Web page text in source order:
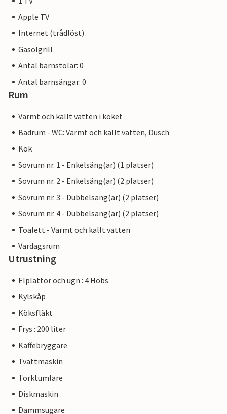
Apple TV
Internet (trådlöst)
Gasolgrill
Antal barnstolar: 0
Antal barnsängar: 0
Rum
Varmt och kallt vatten i köket
Badrum - WC: Varmt och kallt vatten, Dusch
Kök
Sovrum nr. 1 - Enkelsäng(ar) (1 platser)
Sovrum nr. 2 - Enkelsäng(ar) (2 platser)
Sovrum nr. 3 - Dubbelsäng(ar) (2 platser)
Sovrum nr. 4 - Dubbelsäng(ar) (2 platser)
Toalett - Varmt och kallt vatten
Vardagsrum
Utrustning
Elplattor och ugn : 4 Hobs
Kylskåp
Köksfläkt
Frys : 200 liter
Kaffebryggare
Tvättmaskin
Torktumlare
Diskmaskin
Dammsugare